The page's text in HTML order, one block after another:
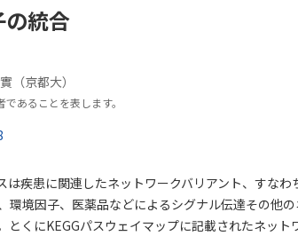
統合
（京都大）
あることを表します。
は疾患に関連したネットワークバリアント、すなわ
環境因子、医薬品などによるシグナル伝達その他
とくにKEGGパスウェイマップに記載されたネット